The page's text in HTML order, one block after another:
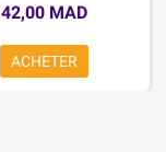
42,00 MAD
ACHETER